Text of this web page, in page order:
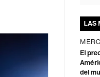
LAS
El
del